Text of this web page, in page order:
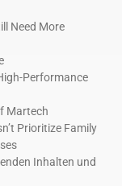
Need More
Performance
Martech
Prioritize Family
Inhalten und